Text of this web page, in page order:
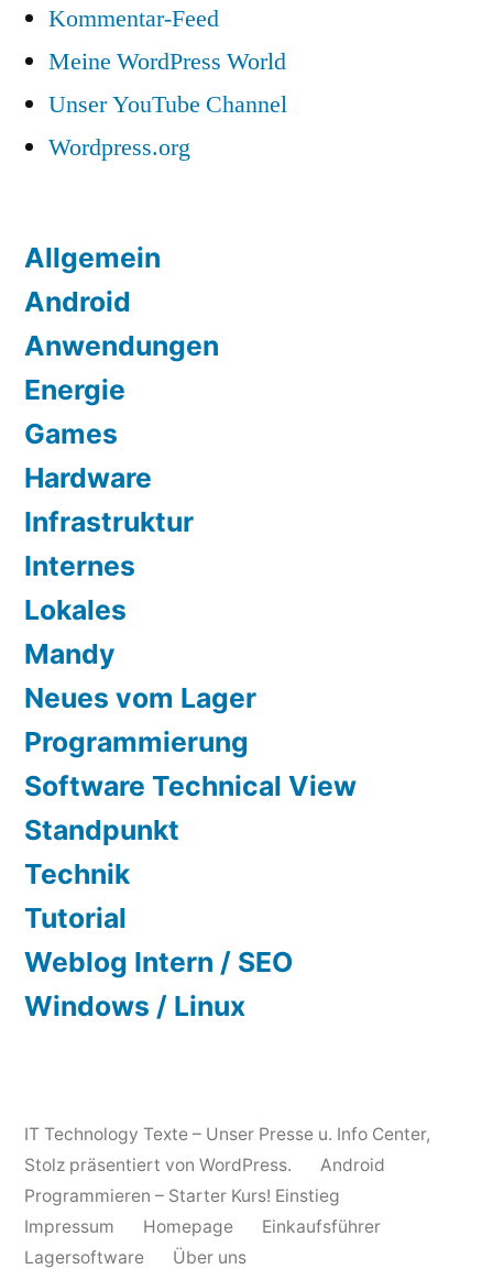
Kommentar-Feed
Meine WordPress World
Unser YouTube Channel
Wordpress.org
Allgemein
Android
Anwendungen
Energie
Games
Hardware
Infrastruktur
Internes
Lokales
Mandy
Neues vom Lager
Programmierung
Software Technical View
Standpunkt
Technik
Tutorial
Weblog Intern / SEO
Windows / Linux
IT Technology Texte – Unser Presse u. Info Center,
Stolz präsentiert von WordPress.
Android
Programmieren – Starter Kurs! Einstieg
Impressum
Homepage
Einkaufsführer
Lagersoftware
Über uns